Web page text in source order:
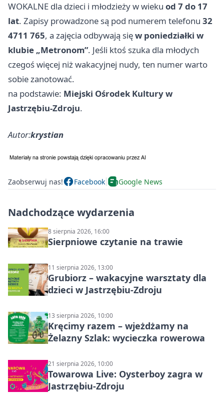
WOKALNE dla dzieci i młodzieży w wieku od 7 do 17
lat. Zapisy prowadzone są pod numerem telefonu 32
4711 765, a zajęcia odbywają sięw poniedziałki w
klubie „Metronom”. Jeśli ktoś szuka dla młodych
czegoś więcej niż wakacyjnej nudy, ten numer warto
sobie zanotować.
na podstawie: Miejski Ośrodek Kultury w
Jastrzębiu-Zdroju.
Autor:krystian
Zaobserwuj nas! Facebook Google News
Nadchodzące wydarzenia
8 sierpnia 2026, 16:00
Sierpniowe czytanie na trawie
11 sierpnia 2026, 13:00
Grubiorz – wakacyjne warsztaty dla
dzieci w Jastrzębiu-Zdroju
13 sierpnia 2026, 10:00
Kręcimy razem – wjeżdżamy na
Żelazny Szlak: wycieczka rowerowa
21 sierpnia 2026, 10:00
Towarowa Live: Oysterboy zagra w
Jastrzębiu-Zdroju